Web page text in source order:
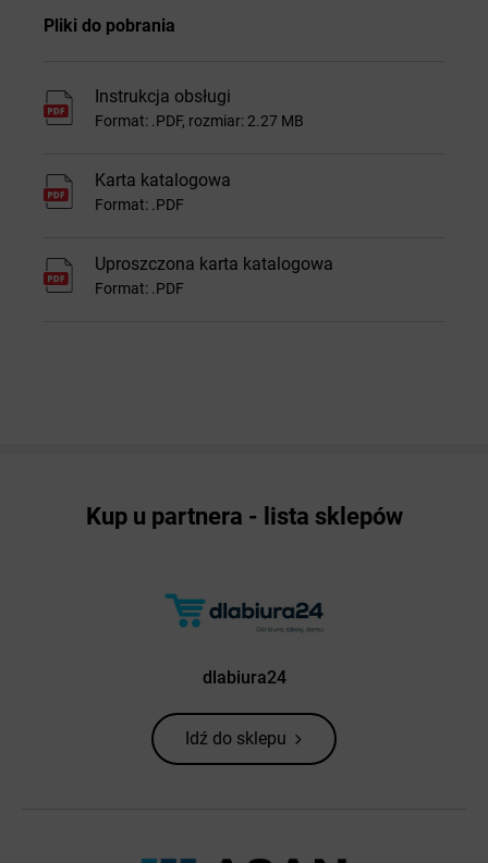
Pliki do pobrania
Instrukcja obsługi
Format: .PDF, rozmiar: 2.27 MB
Karta katalogowa
Format: .PDF
Uproszczona karta katalogowa
Format: .PDF
Kup u partnera - lista sklepów
dlabiura24
Idź do sklepu